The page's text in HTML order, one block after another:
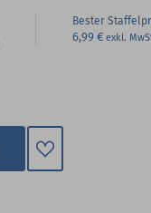
Bester
6,99 €
Zum